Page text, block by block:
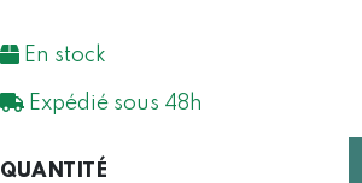
En stock
Expédié sous 48h
QUANTITÉ